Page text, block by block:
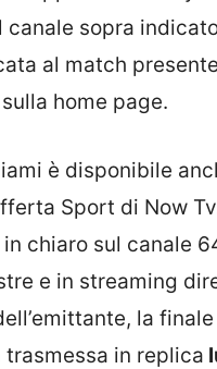
canale sopra
al match presente
home page.
è disponibile
Sport di Now
in chiaro sul canale
e in streaming
la finale
trasmessa in replica